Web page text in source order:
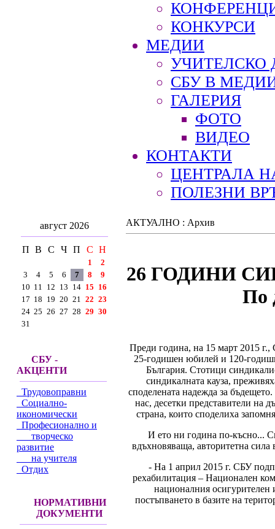
КОНКУРСИ
МЕДИИ
УЧИТЕЛСКО
СБУ В
ГАЛЕРИЯ
ФОТО
ВИДЕО
КОНТАКТИ
ЦЕНТРАЛА
ПОЛЕЗНИ
август 2026
П В С Ч П С Н
1
2
3
4 5 6 7 8
9
10 11 12 13 14 15 16
17 18 19 20 21 22 23
24 25 26 27 28 29 30
31
СБУ -
АКЦЕНТИ
Трудовоправни
Социално-
икономически
Професионално и
творческо
развитие
на учителя
Отдих
НОРМАТИВНИ
ДОКУМЕНТИ
АКТУАЛНО : Архив
26 ГОДИНИ
По
Преди година, на 15 март 2015 г.,
25-годишен юбилей и 120-
България. Стотици
синдикалната кауза,
споделената надежда за
нас, десетки представители на
страна, които споделиха
И ето ни година по-късно...
вдъхновяваща, авторитетна сила
- На 1 април 2015 г. СБУ
рехабилитация – Национален
националния осигурителен
постъпването в базите на